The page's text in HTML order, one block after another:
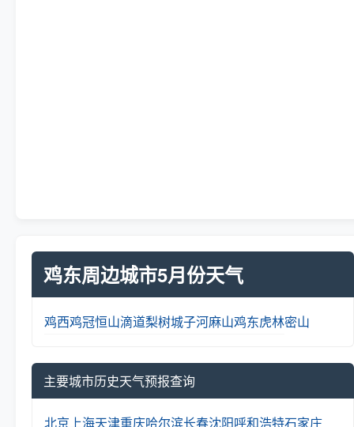
鸡东周边城市5月份天气
鸡西鸡冠恒山滴道梨树城子河麻山鸡东虎林密山
主要城市历史天气预报查询
北京 上海天津重庆哈尔滨长春沈阳呼和浩特石家庄